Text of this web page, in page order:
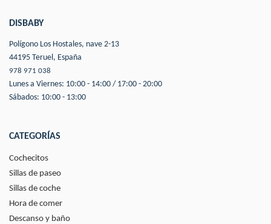
DISBABY
Polígono Los Hostales, nave 2-13
44195 Teruel, España
978 971 038
Lunes a Viernes: 10:00 - 14:00 / 17:00 - 20:00
Sábados: 10:00 - 13:00
CATEGORÍAS
Cochecitos
Sillas de paseo
Sillas de coche
Hora de comer
Descanso y baño